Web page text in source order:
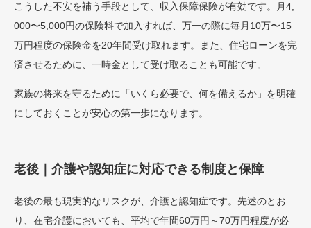
こうした不安を補う手段として、収入保障保険が有効です。月4,
000〜5,000円の保険料で加入すれば、万一の際に毎月10万〜15
万円程度の保険金を20年間受け取れます。また、住宅ローンを完
済させるために、一時金として受け取ることも可能です。
家族の将来を守るために「いくら必要で、何を備えるか」を明確
にしておくことが安心の第一歩になります。
老後｜介護や認知症に対応できる制度と保障
老後の最も現実的なリスクが、介護と認知症です。先述のとお
り、在宅介護においても、平均で年間60万円～70万円程度が必